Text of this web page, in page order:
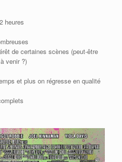
heures
de certaines scènes (peut-être
venir ?)
et plus on régresse en qualité